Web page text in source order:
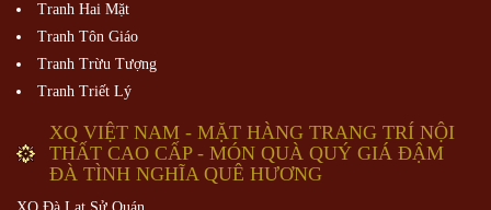
Tranh Hai Mặt
Tranh Tôn Giáo
Tranh Trừu Tượng
Tranh Triết Lý
XQ VIỆT NAM - MẶT HÀNG TRANG TRÍ NỘI
THẤT CAO CẤP - MÓN QUÀ QUÝ GIÁ ĐẬM
ĐÀ TÌNH NGHĨA QUÊ HƯƠNG